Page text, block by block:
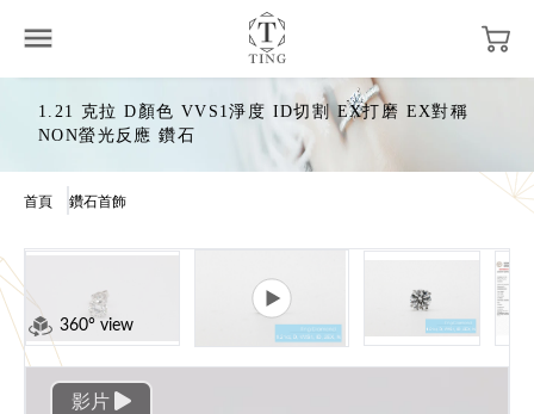
1.21 克拉 D顏色 VVS1淨度 ID切割 EX打磨 EX對稱
NON螢光反應 鑽石
首頁 鑽石首飾
360° view
影片